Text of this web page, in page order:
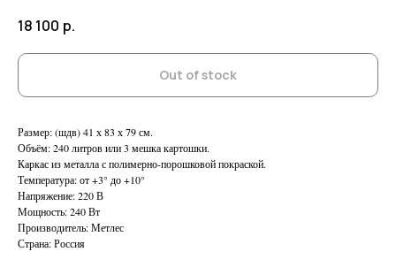
18 100 р.
Out of stock
Размер: (шдв) 41 х 83 х 79 см.
Объём: 240 литров или 3 мешка картошки.
Каркас из металла с полимерно-порошковой покраской.
Температура: от +3° до +10°
Напряжение: 220 В
Мощность: 240 Вт
Производитель: Метлес
Страна: Россия